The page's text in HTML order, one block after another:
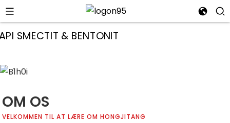
OM OS
VELKOMMEN TIL AT LÆRE OM HONGJITANG